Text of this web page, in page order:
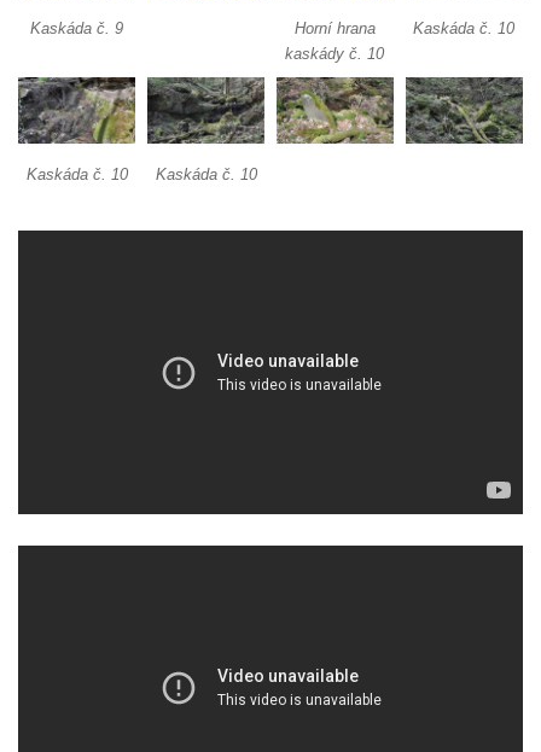
Kaskáda č. 9
Horní hrana
kaskády č. 10
Kaskáda č. 10
Kaskáda č. 10 Kaskáda č. 10